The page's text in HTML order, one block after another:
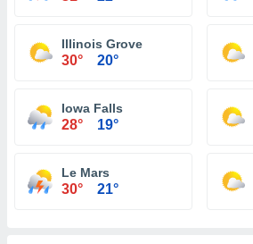
Illinois Grove
30° 20°
Iowa Falls
28° 19°
Le Mars
30° 21°